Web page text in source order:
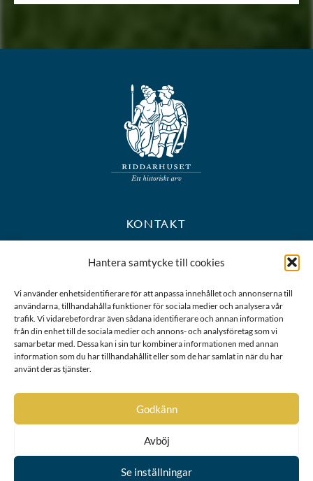
Hantera samtycke till cookies
Vi använder enhetsidentifierare för att anpassa innehållet och annonserna till
användarna, tillhandahålla funktioner för sociala medier och analysera vår
trafik. Vi vidarebefordrar även sådana identifierare och annan information
från din enhet till de sociala medier och annons- och analysföretag som vi
samarbetar med. Dessa kan i sin tur kombinera informationen med annan
information som du har tillhandahållit eller som de har samlat in när du har
använt deras tjänster.
Godkänn
Avböj
Se inställningar
KONTAKT
BESÖKS- OCH POSTADRESS
Riddarhustorget 10
Karta